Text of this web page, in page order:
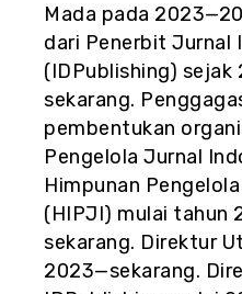
Mada pada
dari Penerbit Jurnal
(IDPublishing) sejak
sekarang.
pembentukan
Pengelola Jurnal
Himpunan
(HIPJI) mulai tahun
sekarang. Direktur
2023—sekarang.